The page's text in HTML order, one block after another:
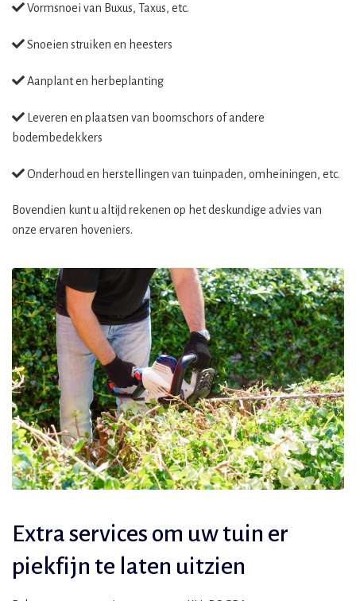
Vormsnoei van Buxus, Taxus, etc.
Snoeien struiken en heesters
Aanplant en herbeplanting
Leveren en plaatsen van boomschors of andere
bodembedekkers
Onderhoud en herstellingen van tuinpaden, omheiningen, etc.
Bovendien kunt u altijd rekenen op het deskundige advies van
onze ervaren hoveniers.
Extra services om uw tuin er
piekfijn te laten uitzien